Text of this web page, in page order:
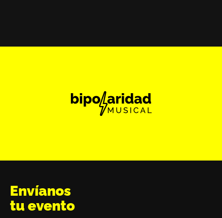
Envíanos
tu evento